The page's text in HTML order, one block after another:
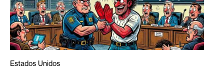
Estados Unidos